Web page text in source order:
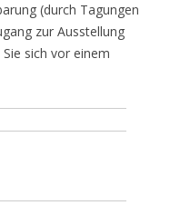
(durch Tagungen
zur Ausstellung
sich vor einem